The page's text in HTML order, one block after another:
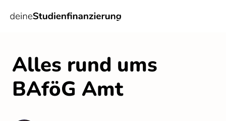
Alles rund ums
BAföG Amt